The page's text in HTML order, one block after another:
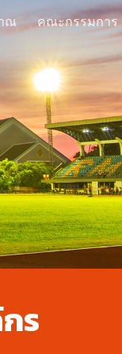
Skip to navigation
ณ คณะกรรมการ
ร